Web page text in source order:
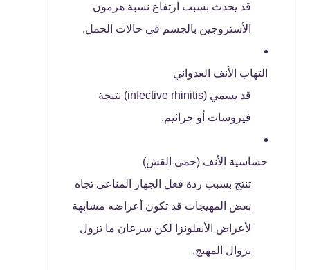
قد يحدث بسبب ارتفاع نسبة هرمون
الأستروجين بالجسم في حالات الحمل.
التهاب الأنف العدواني
قد يسمي (infective rhinitis) نتيجة
فيروسات أو جراثيم.
حساسية الأنف (حمى القش)
تنتج بسبب ردة فعل الجهاز المناعي تجاه
بعض المهيجات قد تكون أعراضه مشابهة
لأعراض الأنفلونزا لكن سرعان ما تزول
بزوال المهيج.